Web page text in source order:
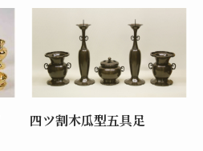
四ツ割木瓜型五具足